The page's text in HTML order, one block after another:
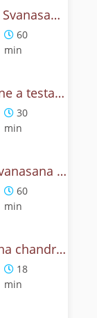
Urdhva Mukha Svanasana - Pratica yoga con l'anatomia del cane a testa on su
60
min
La forza del cane a testa in su - Yoga Dinamico
30
min
Adho Mukha Svanasana - Lezione yoga con la storia del cane
60
min
Come fare ardha chandrasana, la posizione della mezza luna? Tutorial
18
min